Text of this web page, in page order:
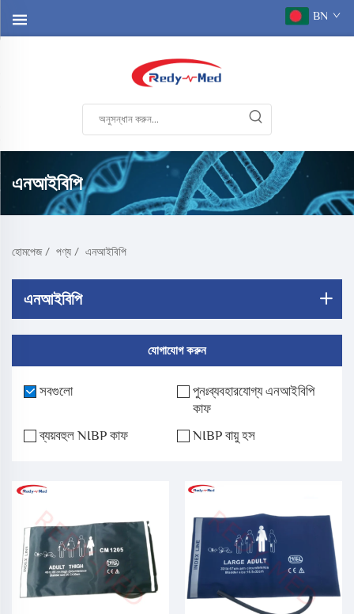
BN
এনআইবিপি
হোমপেজ/ পণ্য / এনআইবিপি
এনআইবিপি
যোগাযোগ করুন
সবগুলো
পুনঃব্যবহারযোগ্য এনআইবিপি
কাফ
ব্যয়বহুল NIBP কাফ
NIBP বায়ু হস